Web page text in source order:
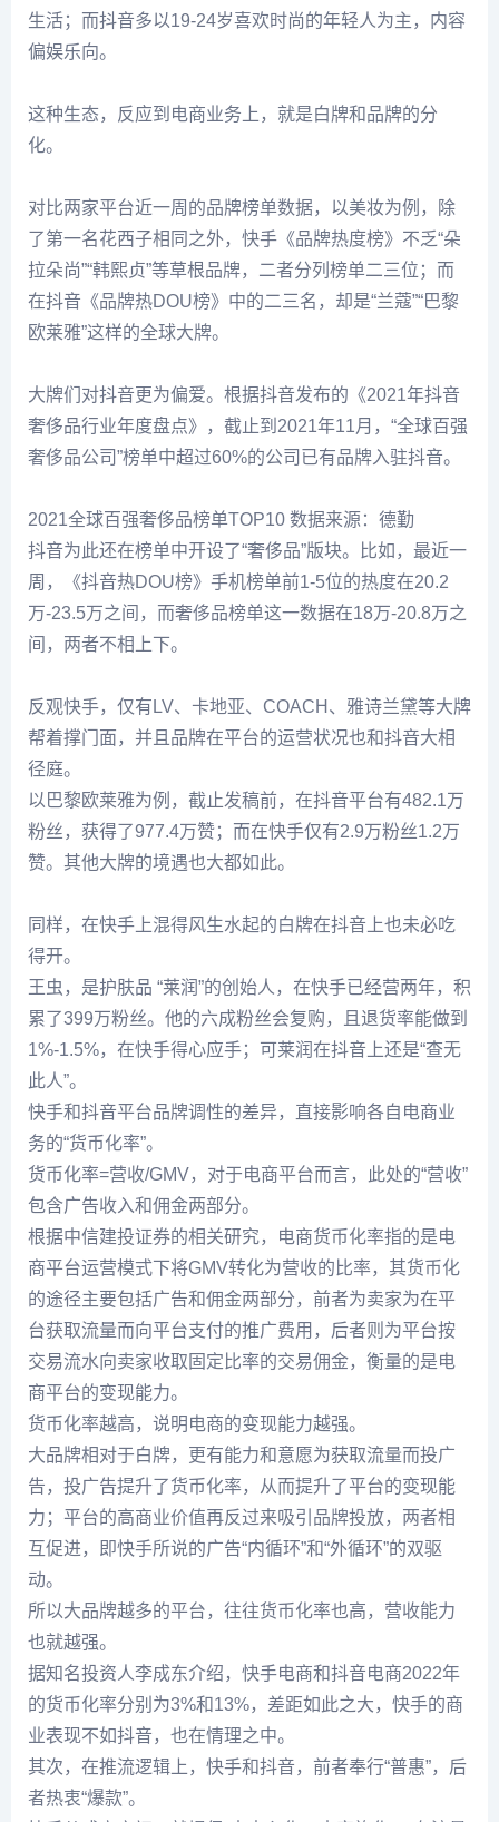
生活；而抖音多以19-24岁喜欢时尚的年轻人为主，内容
偏娱乐向。
这种生态，反应到电商业务上，就是白牌和品牌的分
化。
对比两家平台近一周的品牌榜单数据，以美妆为例，除
了第一名花西子相同之外，快手《品牌热度榜》不乏“朵
拉朵尚”“韩熙贞”等草根品牌，二者分列榜单二三位；而
在抖音《品牌热DOU榜》中的二三名，却是“兰蔻”“巴黎
欧莱雅”这样的全球大牌。
大牌们对抖音更为偏爱。根据抖音发布的《2021年抖音
奢侈品行业年度盘点》，截止到2021年11月，“全球百强
奢侈品公司”榜单中超过60%的公司已有品牌入驻抖音。
2021全球百强奢侈品榜单TOP10 数据来源：德勤
抖音为此还在榜单中开设了“奢侈品”版块。比如，最近一
周，《抖音热DOU榜》手机榜单前1-5位的热度在20.2
万-23.5万之间，而奢侈品榜单这一数据在18万-20.8万之
间，两者不相上下。
反观快手，仅有LV、卡地亚、COACH、雅诗兰黛等大牌
帮着撑门面，并且品牌在平台的运营状况也和抖音大相
径庭。
以巴黎欧莱雅为例，截止发稿前，在抖音平台有482.1万
粉丝，获得了977.4万赞；而在快手仅有2.9万粉丝1.2万
赞。其他大牌的境遇也大都如此。
同样，在快手上混得风生水起的白牌在抖音上也未必吃
得开。
王虫，是护肤品 “莱润”的创始人，在快手已经营两年，积
累了399万粉丝。他的六成粉丝会复购，且退货率能做到
1%-1.5%，在快手得心应手；可莱润在抖音上还是“查无
此人”。
快手和抖音平台品牌调性的差异，直接影响各自电商业
务的“货币化率”。
货币化率=营收/GMV，对于电商平台而言，此处的“营收”
包含广告收入和佣金两部分。
根据中信建投证券的相关研究，电商货币化率指的是电
商平台运营模式下将GMV转化为营收的比率，其货币化
的途径主要包括广告和佣金两部分，前者为卖家为在平
台获取流量而向平台支付的推广费用，后者则为平台按
交易流水向卖家收取固定比率的交易佣金，衡量的是电
商平台的变现能力。
货币化率越高，说明电商的变现能力越强。
大品牌相对于白牌，更有能力和意愿为获取流量而投广
告，投广告提升了货币化率，从而提升了平台的变现能
力；平台的高商业价值再反过来吸引品牌投放，两者相
互促进，即快手所说的广告“内循环”和“外循环”的双驱
动。
所以大品牌越多的平台，往往货币化率也高，营收能力
也就越强。
据知名投资人李成东介绍，快手电商和抖音电商2022年
的货币化率分别为3%和13%，差距如此之大，快手的商
业表现不如抖音，也在情理之中。
其次，在推流逻辑上，快手和抖音，前者奉行“普惠”，后
者热衷“爆款”。